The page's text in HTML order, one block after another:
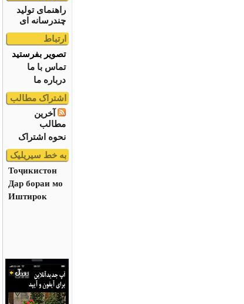
راهنمای تولید
چندرسانه ای
ارتباط
تصویر بفرستید
تماس با ما
درباره ما
اشتراک مطالب
آخرین
مطالب
نحوه اشتراک
به خط سیریلیک
Тоҷикистон
Дар бораи мо
Иштирок